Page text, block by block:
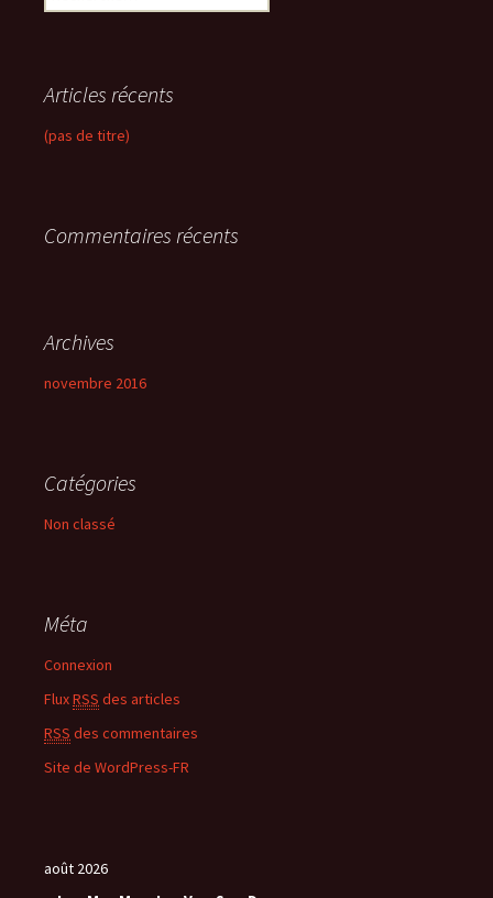
e
r
c
h
:
Articles récents
(pas de titre)
Commentaires récents
Archives
novembre 2016
Catégories
Non classé
Méta
Connexion
FluxRSS des articles
RSS des commentaires
Site de WordPress-FR
août 2026